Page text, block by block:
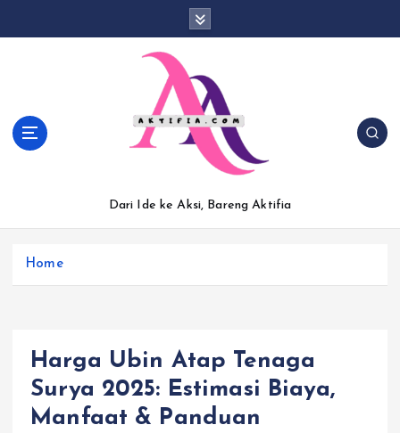
Dari Ide ke Aksi, Bareng Aktifia
Home
Harga Ubin Atap Tenaga
Surya 2025: Estimasi Biaya,
Manfaat & Panduan